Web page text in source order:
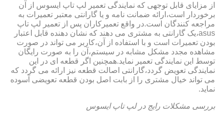
از مزایای قابل توجهی که نمایندگی تعمیر لپ تاپ ایسوس از آن
برخوردار است،ارائه ضمانت نامه و یا گارانتی معتبر تعمیرات به
مراجعه کنندگان است.در واقع تعمیرکاران پس از تعمیر لپ تاپ
asus،یک گارانتی به مشتری می دهند که نشان دهنده قابل اعتبار
بودن تعمیرات است و با استفاده از آن،کاربر می تواند در صورت
مشاهده مجدد مشکل مشابه در سیستم،آن را به صورت رایگان
توسط این نمایندگی تعمیر نماید.همچنین اگر قطعه ای در این
نمایندگی تعویض گردد،گارانتی اصالت قطعه نیز ارائه می گردد که
می تواند خیال مشتری را از بابت اصل بودن قطعه تعویضی آسوده
نماید.
بررسی مشکلات رایج در لپ تاپ ایسوس